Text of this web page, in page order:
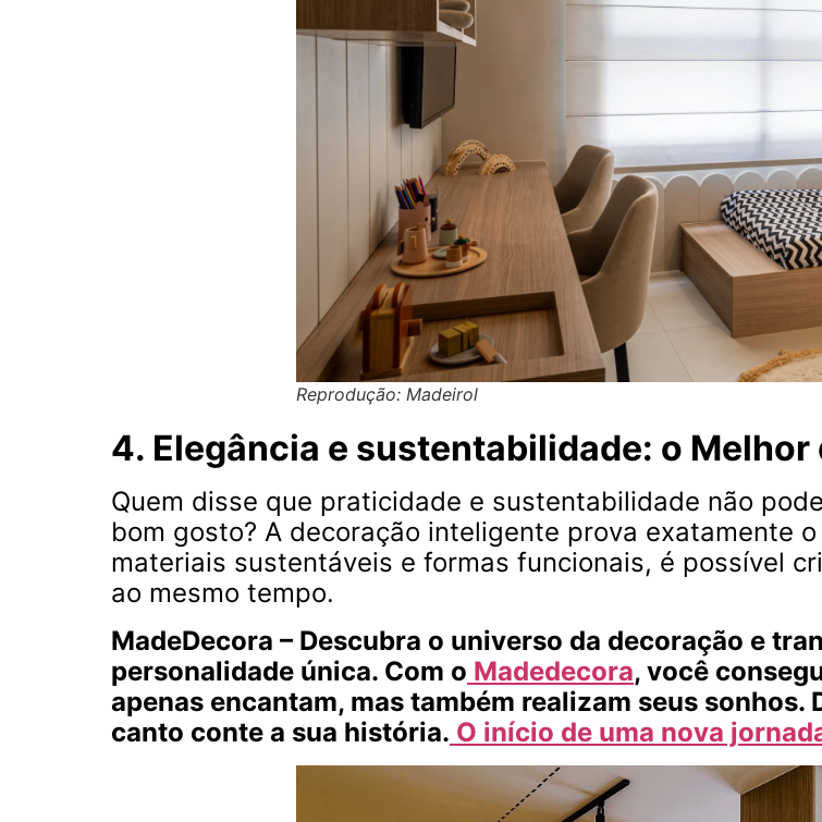
Reprodução: Madeirol
4. Elegância e sustentabilidade: o
Quem disse que praticidade e sustentabilidade não
bom gosto? A decoração inteligente prova exatamente
materiais sustentáveis e formas funcionais, é possível
ao mesmo tempo.
MadeDecora – Descubra o universo da decoração e
personalidade única. Com o Madedecora, você
apenas encantam, mas também realizam seus sonhos.
canto conte a sua história. O início de uma nova